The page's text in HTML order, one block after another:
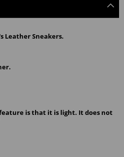
Leather Sneakers.
is that it is light. It does not